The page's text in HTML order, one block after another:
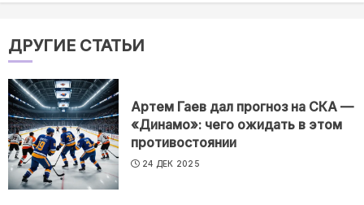
ДРУГИЕ СТАТЬИ
Артем Гаев дал прогноз на СКА —
«Динамо»: чего ожидать в этом
противостоянии
24 ДЕК 2025